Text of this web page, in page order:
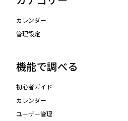
カレンダー
管理設定
機能で調べる
初心者ガイド
カレンダー
ユーザー管理